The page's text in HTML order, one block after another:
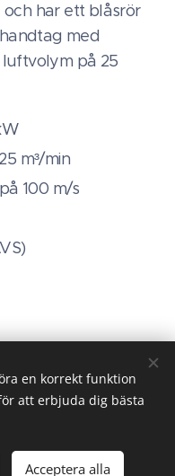
och har ett blåsrör
med
på 25
m³/min
100 m/s
en korrekt funktion
att erbjuda dig bästa
Acceptera alla